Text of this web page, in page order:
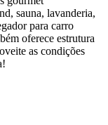
sauna, lavanderia,
para carro
oferece estrutura
as condições